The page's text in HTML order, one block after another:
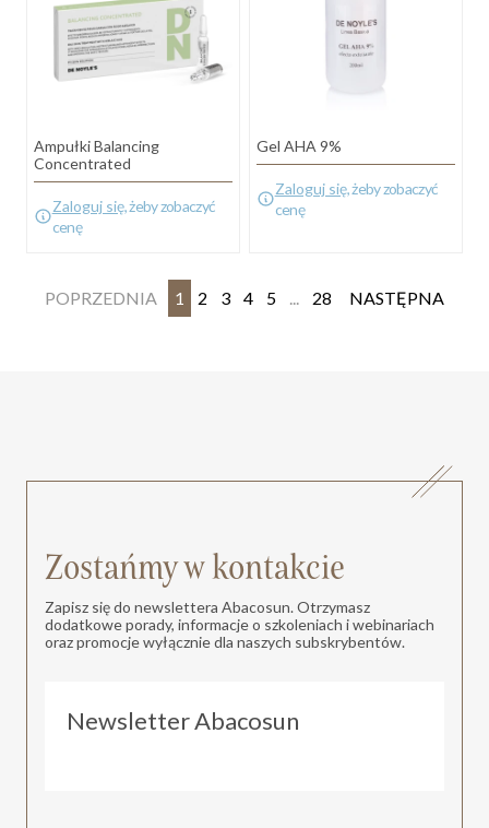
Ampułki Balancing
Concentrated
Zaloguj się, żeby zobaczyć
cenę
Gel AHA 9%
Zaloguj się, żeby zobaczyć
cenę
POPRZEDNIA 1 2 3 4 5 ... 28 NASTĘPNA
Zostańmy w kontakcie
Zapisz się do newslettera Abacosun. Otrzymasz
dodatkowe porady, informacje o szkoleniach i webinariach
oraz promocje wyłącznie dla naszych subskrybentów.
Newsletter Abacosun